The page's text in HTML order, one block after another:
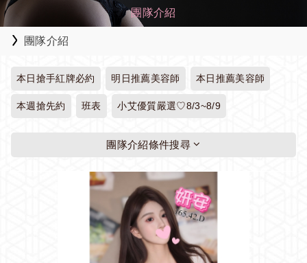
團隊介紹
團隊介紹
本日搶手紅牌必約 明日推薦美容師 本日推薦美容師
本週搶先約 班表 小艾優質嚴選♡8/3~8/9
團隊介紹條件搜尋